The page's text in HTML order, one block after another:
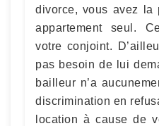
divorce, vous avez la
appartement seul.
votre conjoint.
pas besoin de lui
bailleur n’a
discrimination en
location à cause de